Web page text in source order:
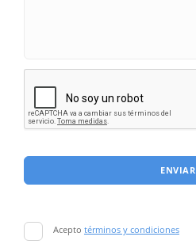
ENVIAR
Acepto términos y condiciones